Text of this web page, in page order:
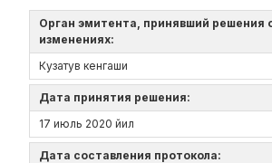
Орган эмитента, принявший решения
изменениях:
Кузатув кенгаши
Дата принятия решения:
17 июль 2020 йил
Дата составления протокола: